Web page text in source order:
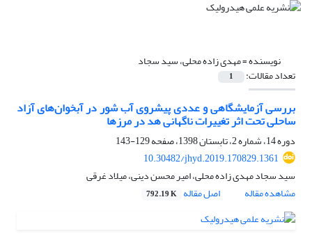
نویسنده =مهدی زاده محلی، سید سجاد
تعداد مقالات: 1
بررسی آزمایشگاهی و عددی پیشروی آب شور در آبخوان‌های آزاد
ساحلی تحت اثر تغییرات ناگهانی هد در مرزها
دوره 14، شماره 2، تابستان 1398، صفحه
129-143
10.30482/jhyd.2019.170829.1361
سید سجاد مهدی زاده محلی، امیر محسن دینی، میلاد غرقی
مشاهده مقاله
اصل مقاله 792.19 K